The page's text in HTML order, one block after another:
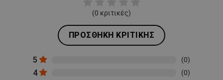
(0 κριτικές)
ΠΡΟΣΘΉΚΗ ΚΡΙΤΙΚΉΣ
5 (0)
4 (0)